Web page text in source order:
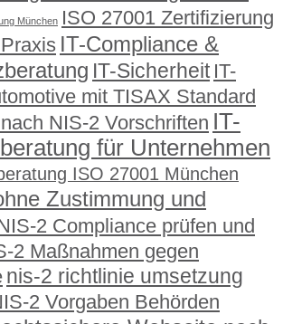
München ISO 27001 Zertifizierung
IT-Compliance &
IT-Sicherheit IT-
mit TISAX Standard
NIS-2 Vorschriften IT-
für Unternehmen
ISO 27001 München
Zustimmung und
2 Compliance prüfen und
2 Maßnahmen gegen
nis-2 richtlinie umsetzung
2 Vorgaben Behörden